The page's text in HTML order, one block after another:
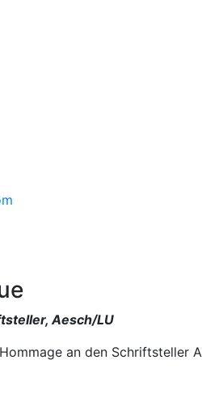
Aesch/LU
an den Schriftsteller